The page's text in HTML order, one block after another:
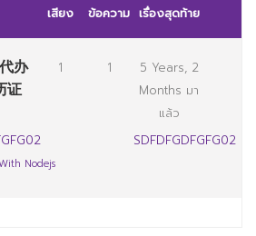
เสียง ข้อความ เรื่องสุดท้าย
办
证
Nodejs
1 1
5 Years, 2
Months มา
แล้ว
SDFDFGDFGFG02